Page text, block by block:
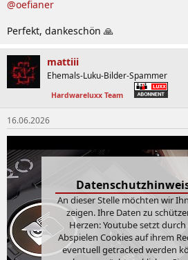
:
@oefianer
Perfekt, dankeschön 🙏
mattiii
Ehemals-Luku-Bilder-Spammer
Hardwareluxx Team
16.06.2026
An dieser Stelle möchten wir
zeigen. Ihre Daten zu
Herzen: Youtube setzt
Abspielen Cookies auf ihrem
eventuell getracked werden